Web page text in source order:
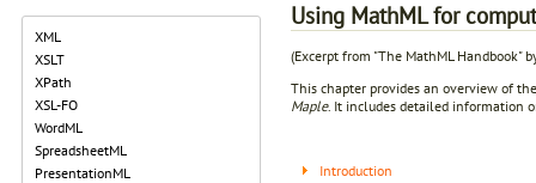
XML
XSLT
XPath
XSL-FO
WordML
SpreadsheetML
PresentationML
Using MathML for
(Excerpt from "The MathML Handbook"
This chapter provides an overview of
Maple. It includes detailed information
Introduction